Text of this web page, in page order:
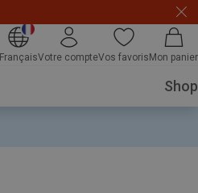
FrançaisVotre compteVos favoris Mon panier
Shop